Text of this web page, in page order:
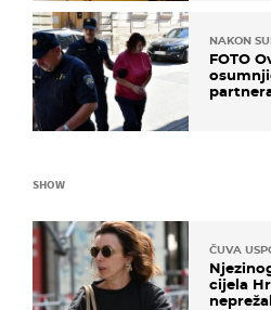
NAKON
FOTO
SHOW
ČUVA
cijela